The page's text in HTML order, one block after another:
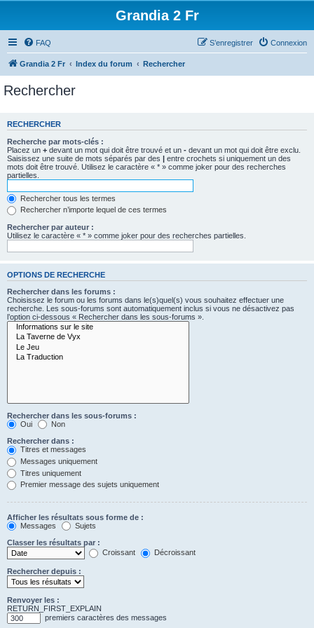
Grandia 2 Fr
FAQ Connexion
S’enregistrer
Grandia 2 Fr Index du forum Rechercher
Rechercher
RECHERCHER
Recherche par mots-clés :
Placez un + devant un mot qui doit être trouvé et un - devant un mot qui doit être exclu.
Saisissez une suite de mots séparés par des | entre crochets si uniquement un des
mots doit être trouvé. Utilisez le caractère « * » comme joker pour des recherches
partielles.
Rechercher tous les termes
Rechercher n’importe lequel de ces termes
Rechercher par auteur :
Utilisez le caractère « * » comme joker pour des recherches partielles.
OPTIONS DE RECHERCHE
Rechercher dans les forums :
Choisissez le forum ou les forums dans le(s)quel(s) vous souhaitez effectuer une
recherche. Les sous-forums sont automatiquement inclus si vous ne désactivez pas
l’option ci-dessous « Rechercher dans les sous-forums ».
Rechercher dans les sous-forums :
Oui
Non
Rechercher dans :
Titres et messages
Messages uniquement
Titres uniquement
Premier message des sujets uniquement
Afficher les résultats sous forme de :
Messages
Sujets
Classer les résultats par :
Croissant
Décroissant
Rechercher depuis :
Renvoyer les :
RETURN_FIRST_EXPLAIN
premiers caractères des messages